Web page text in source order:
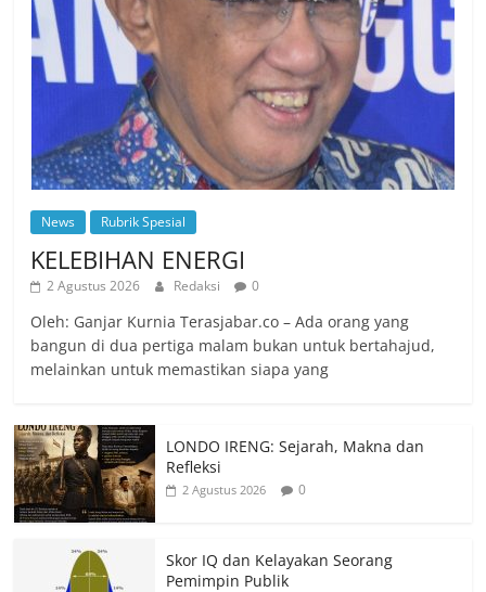
News Rubrik Spesial
KELEBIHAN ENERGI
2 Agustus 2026 Redaksi 0
Oleh: Ganjar Kurnia Terasjabar.co – Ada orang yang
bangun di dua pertiga malam bukan untuk bertahajud,
melainkan untuk memastikan siapa yang
LONDO IRENG: Sejarah, Makna dan
Refleksi
2 Agustus 2026 0
Skor IQ dan Kelayakan Seorang
Pemimpin Publik